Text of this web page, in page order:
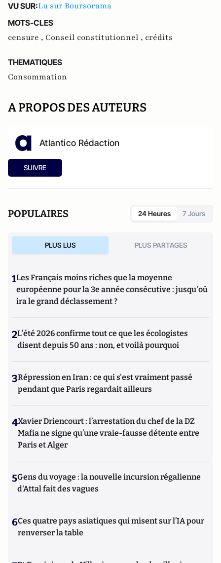
VU SUR:Lu sur Boursorama
MOTS-CLES
censure , Conseil constitutionnel , crédits
THEMATIQUES
Consommation
A PROPOS DES AUTEURS
Atlantico Rédaction
SUIVRE
POPULAIRES 24 Heures 7 Jours
PLUS LUS PLUS PARTAGES
1Les Français moins riches que la moyenne
européenne pour la 3e année consécutive : jusqu'où
ira le grand déclassement ?
2L’été 2026 confirme tout ce que les écologistes
disent depuis 50 ans : non, et voilà pourquoi
3Répression en Iran : ce qui s'est vraiment passé
pendant que Paris regardait ailleurs
4Xavier Driencourt : l’arrestation du chef de la DZ
Mafia ne signe qu’une vraie-fausse détente entre
Paris et Alger
5Gens du voyage : la nouvelle incursion régalienne
d'Attal fait des vagues
6Ces quatre pays asiatiques qui misent sur l’IA pour
renverser la table